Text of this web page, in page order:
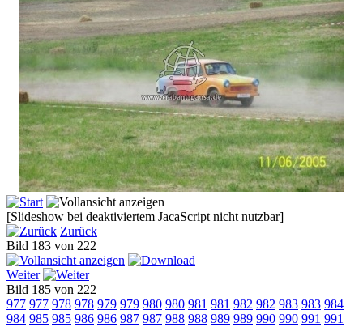
[Slideshow bei deaktiviertem JacaScript nicht nutzbar]
Zurück
Bild 183 von 222
Weiter
Bild 185 von 222
977 977 978 978 979 979 980 980 981 981 982 982 983 983 984
984 985 985 986 986 987 987 988 988 989 989 990 990 991 991